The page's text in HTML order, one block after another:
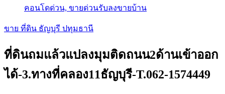
คอนโดด่วน, ขายด่วนรับลงขายบ้าน
ขาย ที่ดิน ธัญบุรี ปทุมธานี
ที่ดินถมแล้วแปลงมุมติดถนน2ด้านเข้าออก
ได้-3.ทางที่คลอง11ธัญบุรี-T.062-1574449